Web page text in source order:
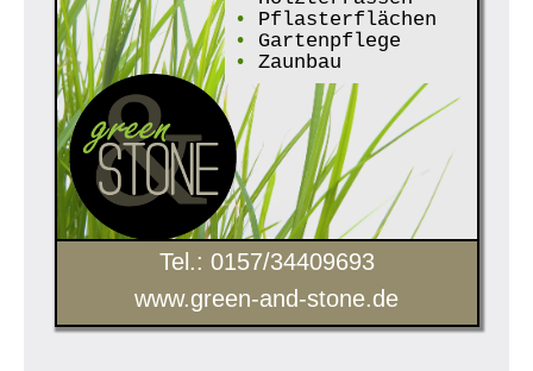
•
Pflasterflächen
•
Gartenpflege
•
Zaunbau
Tel.: 0157/34409693
www.green-and-stone.de